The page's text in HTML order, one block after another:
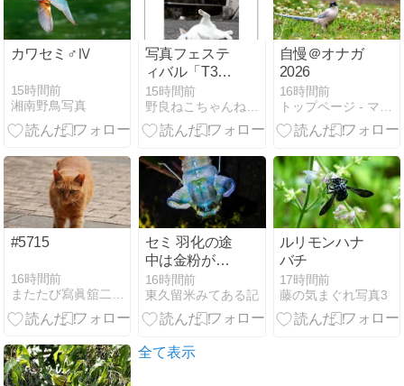
カワセミ♂Ⅳ
15時間前
湘南野鳥写真
写真フェステ
ィバル「T3」
に参加しま
す。
15時間前
自慢＠オナガ
2026
16時間前
#5715
16時間前
またたび寫眞舘二号店
セミ 羽化の途
中は金粉がよ
く目立つ
16時間前
東久留米みてある記
ルリモンハナ
バチ
17時間前
藤の気まぐれ写真3
全て表示